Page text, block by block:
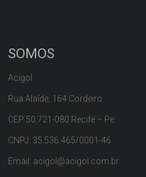
SOMOS
Acigol
Rua Alaíde, 164 Cordeiro
CEP 50.721-080 Recife – Pe.
CNPJ: 35.536.465/0001-46
Email: acigol@acigol.com.br